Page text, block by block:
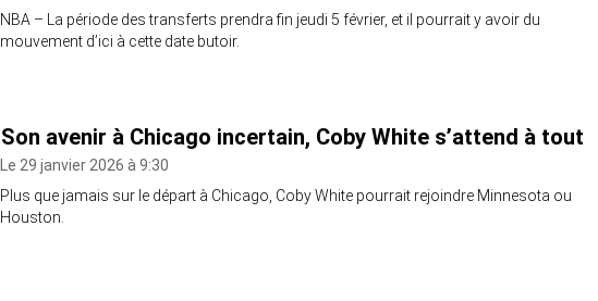
NBA – La période des transferts prendra fin jeudi 5 février, et il pourrait y avoir du
mouvement d’ici à cette date butoir.
Son avenir à Chicago incertain, Coby White s’attend à tout
Le 29 janvier 2026 à 9:30
Plus que jamais sur le départ à Chicago, Coby White pourrait rejoindre Minnesota ou
Houston.